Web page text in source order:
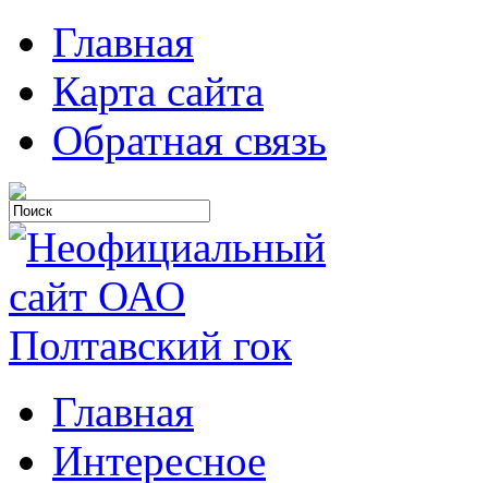
Главная
Карта сайта
Обратная связь
Главная
Интересное